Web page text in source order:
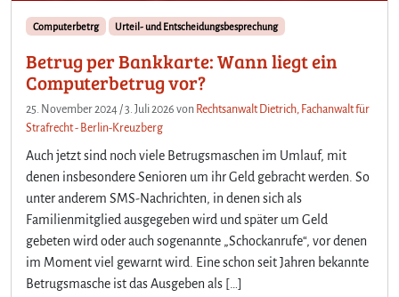
Computerbetrg Urteil- und Entscheidungsbesprechung
Betrug per Bankkarte: Wann liegt ein
Computerbetrug vor?
25. November 2024 /3. Juli 2026 von Rechtsanwalt Dietrich, Fachanwalt für
Strafrecht - Berlin-Kreuzberg
Auch jetzt sind noch viele Betrugsmaschen im Umlauf, mit
denen insbesondere Senioren um ihr Geld gebracht werden. So
unter anderem SMS-Nachrichten, in denen sich als
Familienmitglied ausgegeben wird und später um Geld
gebeten wird oder auch sogenannte „Schockanrufe“, vor denen
im Moment viel gewarnt wird. Eine schon seit Jahren bekannte
Betrugsmasche ist das Ausgeben als […]